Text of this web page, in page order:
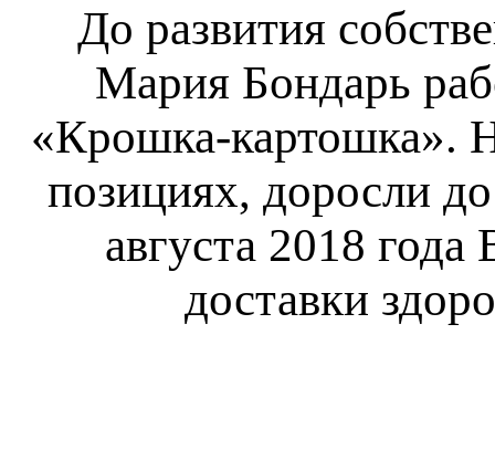
До развития
Мария Бондарь
«Крошка-картошка».
позициях, доросли
августа 2018
доставки